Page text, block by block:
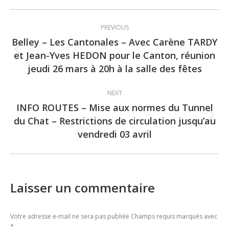
navigation
PREVIOUS
Previous
post:
Belley – Les Cantonales – Avec Carène TARDY
et Jean-Yves HEDON pour le Canton, réunion
jeudi 26 mars à 20h à la salle des fêtes
NEXT
Next
post:
INFO ROUTES – Mise aux normes du Tunnel
du Chat – Restrictions de circulation jusqu’au
vendredi 03 avril
Laisser un commentaire
Votre adresse e-mail ne sera pas publiée Champs requis marqués avec
*